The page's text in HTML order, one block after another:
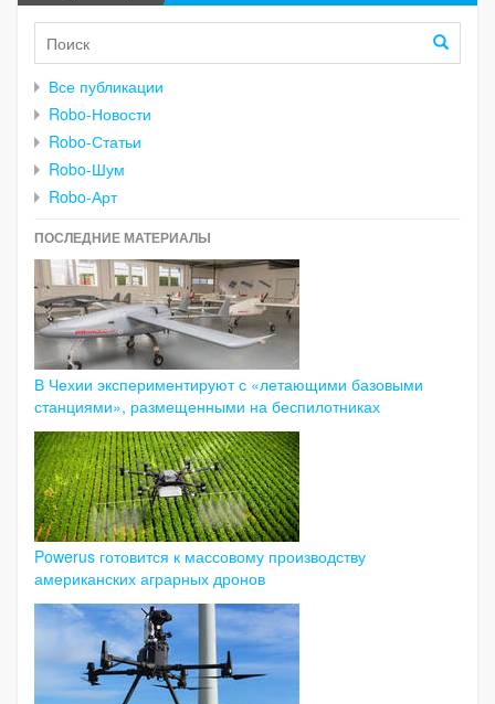
Все публикации
Robo-Новости
Robo-Статьи
Robo-Шум
Robo-Арт
ПОСЛЕДНИЕ МАТЕРИАЛЫ
В Чехии экспериментируют с «летающими базовыми
станциями», размещенными на беспилотниках
Powerus готовится к массовому производству
американских аграрных дронов